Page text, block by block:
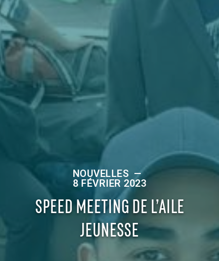
NOUVELLES —
8 FÉVRIER 2023
SPEED MEETING DE L’AILE
JEUNESSE